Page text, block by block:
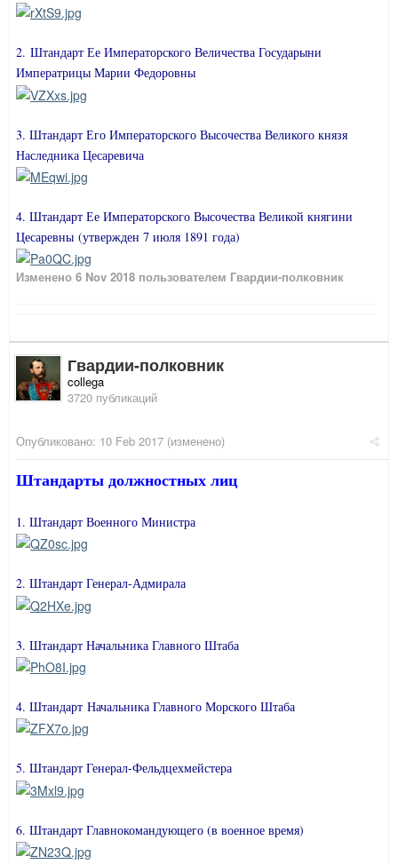
2. Штандарт Ее Императорского Величества Государыни
Императрицы Марии Федоровны
3. Штандарт Его Императорского Высочества Великого князя
Наследника Цесаревича
4. Штандарт Ее Императорского Высочества Великой княгини
Цесаревны (утвержден 7 июля 1891 года)
Изменено 6 Nov 2018 пользователем Гвардии-полковник
Гвардии-полковник
collega
3720 публикаций
Опубликовано: 10 Feb 2017 (изменено)
Штандарты должностных лиц
1. Штандарт Военного Министра
2. Штандарт Генерал-Адмирала
3. Штандарт Начальника Главного Штаба
4. Штандарт Начальника Главного Морского Штаба
5. Штандарт Генерал-Фельдцехмейстера
6. Штандарт Главнокомандующего (в военное время)